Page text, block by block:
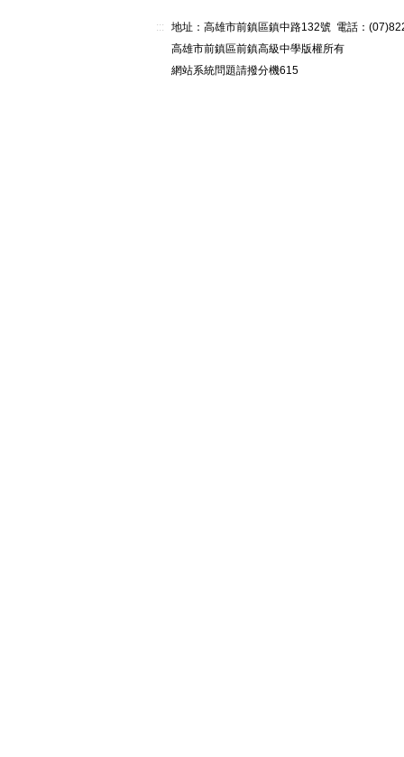
:::
地址：高雄市前鎮區鎮中路132號 電話：
高雄市前鎮區前鎮高級中學版權所有
網站系統問題請撥分機615